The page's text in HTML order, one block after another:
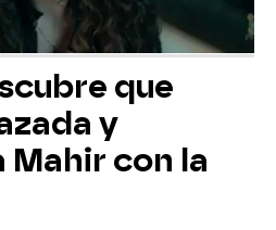
que
y
Mahir con la